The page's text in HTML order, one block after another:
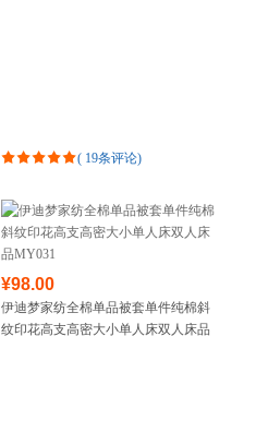
( 19条评论)
¥98.00
伊迪梦家纺全棉单品被套单件纯棉斜
纹印花高支高密大小单人床双人床品